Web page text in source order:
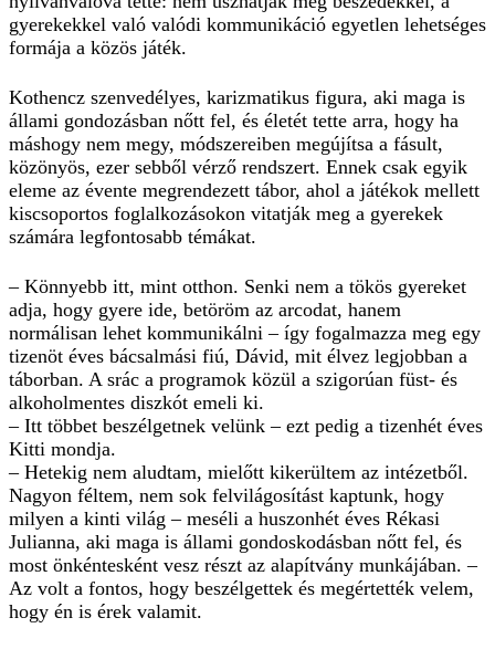
gyerekekkel való valódi kommunikáció egyetlen lehetséges
formája a közös játék.
Kothencz szenvedélyes, karizmatikus figura, aki maga is
állami gondozásban nőtt fel, és életét tette arra, hogy ha
máshogy nem megy, módszereiben megújítsa a fásult,
közönyös, ezer sebből vérző rendszert. Ennek csak egyik
eleme az évente megrendezett tábor, ahol a játékok mellett
kiscsoportos foglalkozásokon vitatják meg a gyerekek
számára legfontosabb témákat.
– Könnyebb itt, mint otthon. Senki nem a tökös gyereket
adja, hogy gyere ide, betöröm az arcodat, hanem
normálisan lehet kommunikálni – így fogalmazza meg egy
tizenöt éves bácsalmási fiú, Dávid, mit élvez legjobban a
táborban. A srác a programok közül a szigorúan füst- és
alkoholmentes diszkót emeli ki.
– Itt többet beszélgetnek velünk – ezt pedig a tizenhét éves
Kitti mondja.
– Hetekig nem aludtam, mielőtt kikerültem az intézetből.
Nagyon féltem, nem sok felvilágosítást kaptunk, hogy
milyen a kinti világ – meséli a huszonhét éves Rékasi
Julianna, aki maga is állami gondoskodásban nőtt fel, és
most önkéntesként vesz részt az alapítvány munkájában. –
Az volt a fontos, hogy beszélgettek és megértették velem,
hogy én is érek valamit.